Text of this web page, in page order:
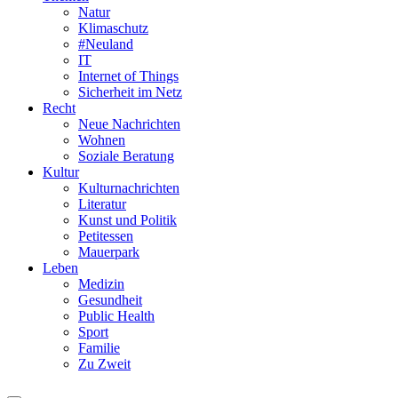
Natur
Klimaschutz
#Neuland
IT
Internet of Things
Sicherheit im Netz
Recht
Neue Nachrichten
Wohnen
Soziale Beratung
Kultur
Kulturnachrichten
Literatur
Kunst und Politik
Petitessen
Mauerpark
Leben
Medizin
Gesundheit
Public Health
Sport
Familie
Zu Zweit